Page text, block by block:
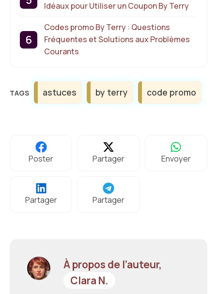
Idéaux pour Utiliser un Coupon By Terry
Codes promo By Terry : Questions
Fréquentes et Solutions aux Problèmes
Courants
Étiquettes
astuces by terry code promo
Poster Partager Envoyer
Partager Partager
À propos de l’auteur,
Clara N.